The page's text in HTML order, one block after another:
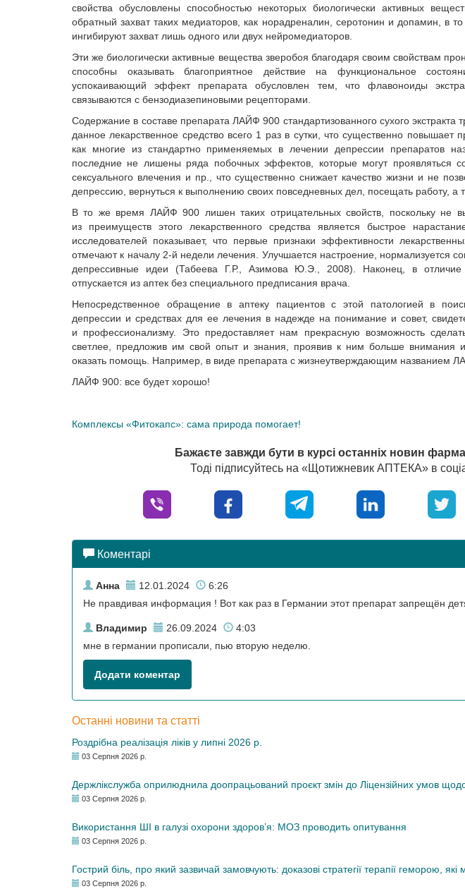
свойства обусловлены способностью некоторых биологически активных
обратный захват таких медиаторов, как норадреналин, серотонин и допамин, в
ингибируют захват лишь одного или двух нейромедиаторов.
Эти же биологически активные вещества зверобоя благодаря своим свойствам
способны оказывать благоприятное действие на функциональное
успокаивающий эффект препарата обусловлен тем, что флавоноиды
связываются с бензодиазепиновыми рецепторами.
Содержание в составе препарата ЛАЙФ 900 стандартизованного сухого экстракта
данное лекарственное средство всего 1 раз в сутки, что существенно повышает
как многие из стандартно применяемых в лечении депрессии препаратов
последние не лишены ряда побочных эффектов, которые могут проявляться
сексуального влечения и пр., что существенно снижает качество жизни и не
депрессию, вернуться к выполнению своих повседневных дел, посещать работу, а
В то же время ЛАЙФ 900 лишен таких отрицательных свойств, поскольку не
из преимуществ этого лекарственного средства является быстрое
исследователей показывает, что первые признаки эффективности
отмечают к началу 2-й недели лечения. Улучшается настроение, нормализуется
депрессивные идеи (Табеева Г.Р., Азимова Ю.Э., 2008). Наконец, в
отпускается из аптек без специального предписания врача.
Непосредственное обращение в аптеку пациентов с этой патологией в
депрессии и средствах для ее лечения в надежде на понимание и совет,
и профессионализму. Это предоставляет нам прекрасную возможность
светлее, предложив им свой опыт и знания, проявив к ним больше внимания и
оказать помощь. Например, в виде препарата с жизнеутверждающим названием
ЛАЙФ 900: все будет хорошо!
Комплексы «Фитокапс»: сама природа помогает!
Бажаєте завжди бути в курсі останніх новин
Тоді підписуйтесь на «Щотижневик АПТЕКА» в
Коментарі
Анна 12.01.2024
6:26
Не правдивая информация ! Вот как раз в Германии этот препарат запрещён
Владимир 26.09.2024
4:03
мне в германии прописали, пью вторую неделю.
Додати коментар
Останні новини та статті
Роздрібна реалізація ліків у липні 2026 р.
03 Серпня 2026 р.
Держлікслужба оприлюднила доопрацьований проєкт змін до Ліцензійних умов щодо
03 Серпня 2026 р.
Використання ШІ в галузі охорони здоров’я: МОЗ проводить опитування
03 Серпня 2026 р.
Гострий біль, про який зазвичай замовчують: доказові стратегії терапії геморою,
03 Серпня 2026 р.